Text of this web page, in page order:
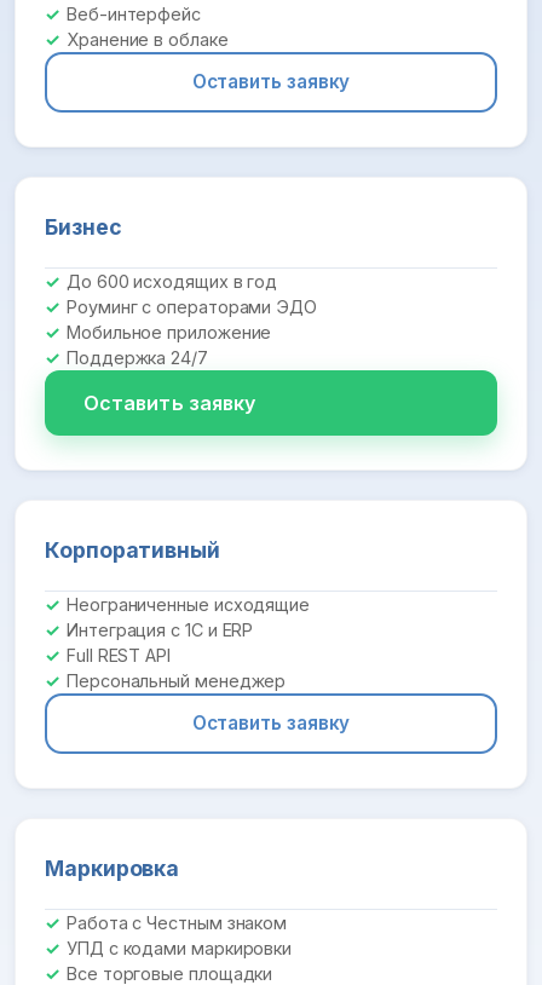
Веб-интерфейс
Хранение в облаке
Оставить заявку
Бизнес
До 600 исходящих в год
Роуминг с операторами ЭДО
Мобильное приложение
Поддержка 24/7
Оставить заявку
Корпоративный
Неограниченные исходящие
Интеграция с 1С и ERP
Full REST API
Персональный менеджер
Оставить заявку
Маркировка
Работа с Честным знаком
УПД с кодами маркировки
Все торговые площадки